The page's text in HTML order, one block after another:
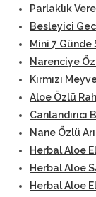
Parlaklık
Besleyici
Mini 7 Günde
Narenciye
Kırmızı
Aloe Özlü
Nane Özlü
Herbal Aloe
Herbal Aloe
Herbal Aloe